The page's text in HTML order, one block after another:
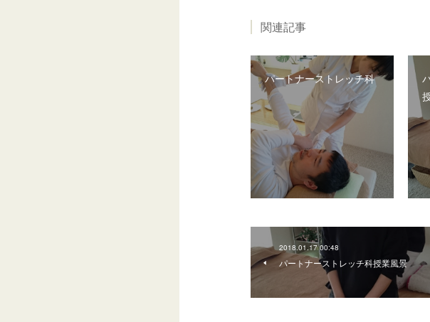
関連記事
パートナーストレッチ科
2018.01.17 00:48
パートナーストレッチ科授業風景